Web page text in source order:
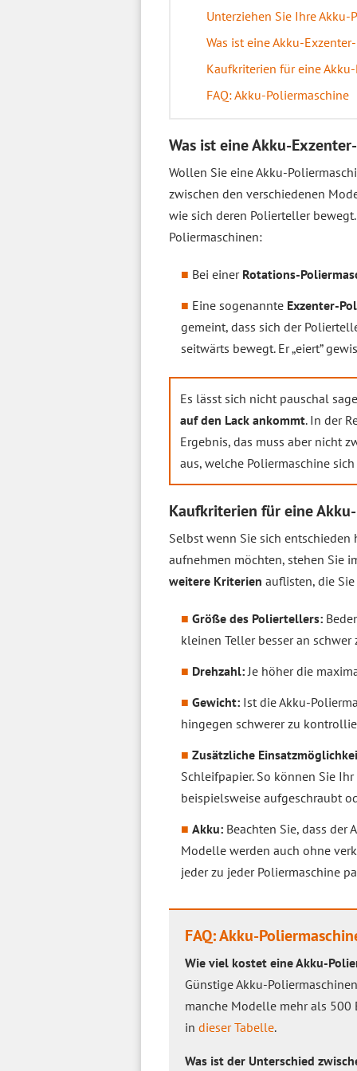
Unterziehen Sie Ihre Akku-
Was ist eine Akku-
Kaufkriterien für eine
FAQ: Akku-Poliermaschine
Was ist eine Akku-
Wollen Sie eine Akku-
zwischen den verschiedenen
wie sich deren Polierteller
Poliermaschinen:
Bei einer Rotations-
Eine sogenannte Exzenter-
gemeint, dass sich der
seitwärts bewegt. Er „eiert”
Es lässt sich nicht pauschal
auf den Lack ankommt. In der
Ergebnis, das muss aber nicht
aus, welche Poliermaschine
Kaufkriterien für eine
Selbst wenn Sie sich
aufnehmen möchten, stehen Sie
weitere Kriterien auflisten, die
Größe des Poliertellers:
kleinen Teller besser an
Drehzahl:Je höher die
Gewicht: Ist die Akku-
hingegen schwerer zu
Zusätzliche
Schleifpapier. So können Sie
beispielsweise aufgeschraubt
Akku: Beachten Sie, dass
Modelle werden auch ohne
jeder zu jeder Poliermaschine
FAQ: Akku-
Wie viel kostet eine Akku-
Günstige Akku-
manche Modelle mehr als 500
in dieser Tabelle.
Was ist der Unterschied